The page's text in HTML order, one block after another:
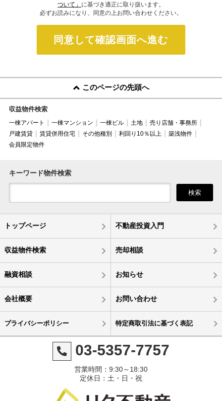
ついて」 に基づき適正に取り扱います。
必ずお読みになり、同意の上お問い合わせください。
同意して確認画面へ進む
このページの先頭へ
収益物件検索
一棟アパート 一棟マンション 一棟ビル 土地
売り店舗・事務所
戸建賃貸
賃貸併用住宅 その他種別 利回り10％以上
築浅物件
会員限定物件
キーワード物件検索
検索
トップページ 不動産投資入門
収益物件検索 売却相談
融資相談 お知らせ
会社概要 お問い合わせ
プライバシーポリシー 特定商取引法に基づく表記
03-5357-7757
営業時間：9:30～18:30
定休日：土・日・祝